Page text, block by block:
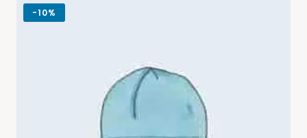
-10%